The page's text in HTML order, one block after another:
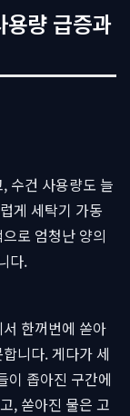
량 급증과
수건 사용량도 늘
게 세탁기 가동
로 엄청난 양의
다.
한꺼번에 쏟아
니다. 게다가 세
이 좁아진 구간에
, 쏟아진 물은 고